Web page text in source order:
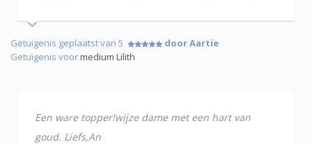
Getuigenis geplaatst van 5
door Aartie
Getuigenis voormedium Lilith
Een ware topper!wijze dame met een hart van
goud. Liefs,An